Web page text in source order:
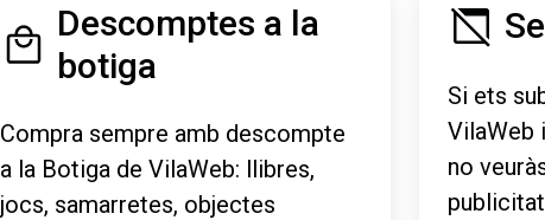
Descomptes a la
botiga
Compra sempre amb descompte
a la Botiga de VilaWeb: llibres,
jocs, samarretes, objectes
Si ets
VilaWeb
no